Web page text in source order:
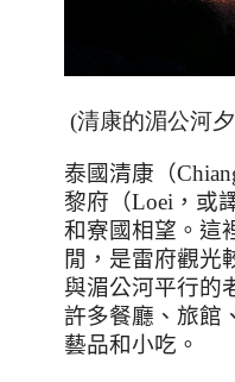
(清康的湄公河
泰國清康（
黎府（Loei，或
和寮國相望。這
閒，是雷府觀光
與湄公河平行的
許多餐廳、旅館
藝品和小吃。